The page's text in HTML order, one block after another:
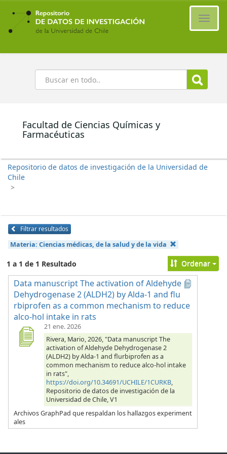
Ir
contenido
principal
Buscar
Facultad de Ciencias Químicas y
Farmacéuticas
Repositorio de datos de investigación de la Universidad de
Chile
>
Filtrar resultados
Materia: Ciencias médicas, de la salud y de la vida
1 a 1 de 1 Resultado Ordenar
Data manuscript The activation of Aldehyde
Dehydrogenase 2 (ALDH2) by Alda-1 and flu
rbiprofen as a common mechanism to reduce
alco-hol intake in rats
21 ene. 2026
Rivera, Mario, 2026, "Data manuscript The
activation of Aldehyde Dehydrogenase 2
(ALDH2) by Alda-1 and flurbiprofen as a
common mechanism to reduce alco-hol intake
in rats",
https://doi.org/10.34691/UCHILE/1CURKB,
Repositorio de datos de investigación de la
Universidad de Chile, V1
Archivos GraphPad que respaldan los hallazgos experiment
ales